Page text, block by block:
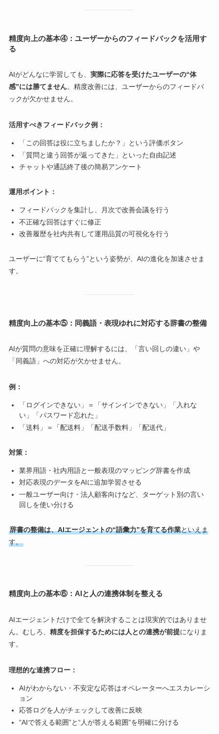
精度向上の基本④：ユーザーからのフィードバックを活用す
る
AIがどんなに学習しても、 実際に応答を受けたユーザーの“体
感”には勝てません。精度改善には、ユーザーからのフィードバ
ックが欠かせません。
活用すべきフィードバック例：
「この回答は役に立ちましたか？」という評価ボタン
「質問と違う回答が返ってきた」といった自由記述
チャットや通話終了後の簡易アンケート
運用ポイント：
フィードバックを集計し、月次で改善会議を行う
不正確な回答はすぐに修正
改善履歴を社内共有して運用品質の可視化を行う
ユーザーに“育ててもらう”という姿勢が、AIの進化を加速させま
す。
精度向上の基本⑤：同義語・表現ゆれに対応する辞書の整備
AIが質問の意味を正確に理解するには、「言い回しの違い」や
「同義語」への対応が欠かせません。
例：
「ログインできない」＝「サインインできない」「入れな
い」「パスワード忘れた」
「送料」＝「配送料」「配送手数料」「配送代」
対策：
業界用語・社内用語と一般表現のマッピング辞書を作成
対応表現のデータをAIに追加学習させる
一般ユーザー向け・法人顧客向けなど、ターゲット別の言い
回しを使い分ける
辞書の整備は、AIエージェントの“語彙力”を育てる作業といえま
す。
精度向上の基本⑥：AIと人の連携体制を整える
AIエージェントだけで全てを解決することは現実的ではありませ
ん。むしろ、 精度を担保するためには人との連携が前提になりま
す。
理想的な連携フロー：
AIがわからない・不安定な応答はオペレーターへエスカレーシ
ョン
応答ログを人がチェックして改善に反映
“AIで答える範囲”と“人が答える範囲”を明確に分ける